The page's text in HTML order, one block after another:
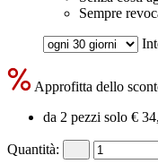
Sempre
Approfitta dello
da 2 pezzi solo €
Quantità: